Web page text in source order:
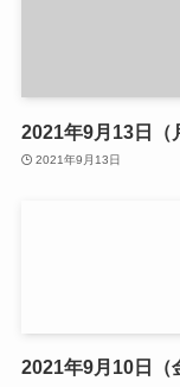
2021年9月13日（
2021年9月13日
2021年9月10日（